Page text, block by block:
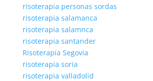
risoterapia personas sordas
risoterapia salamanca
risoterapia salamnca
risoterapia santander
Risoterapia Segovia
risoterapia soria
risoterapia valladolid